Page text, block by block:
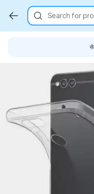
Search for